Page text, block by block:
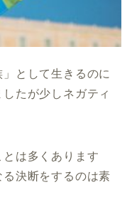
として生きるのに
たが少しネガティ
は多くあります
決断をするのは素